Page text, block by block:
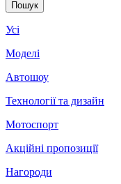
Усі
Моделі
Автошоу
Технології та дизайн
Мотоспорт
Акційні пропозиції
Нагороди